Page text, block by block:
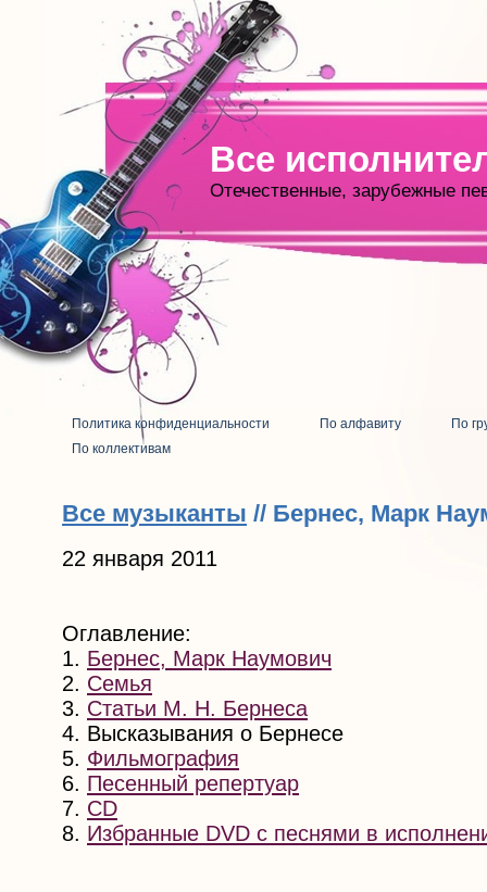
Все
Отечественные, зарубежные
Политика конфиденциальности По алфавиту
По
По коллективам
Все музыканты // Бернес, Марк
22 января 2011
Оглавление:
1. Бернес, Марк Наумович
2. Семья
3. Статьи М. Н. Бернеса
4. Высказывания о Бернесе
5. Фильмография
6. Песенный репертуар
7. CD
8. Избранные DVD с песнями в